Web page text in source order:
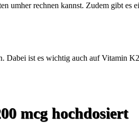
umher rechnen kannst. Zudem gibt
ist es wichtig auch auf Vitamin
mcg hochdosiert